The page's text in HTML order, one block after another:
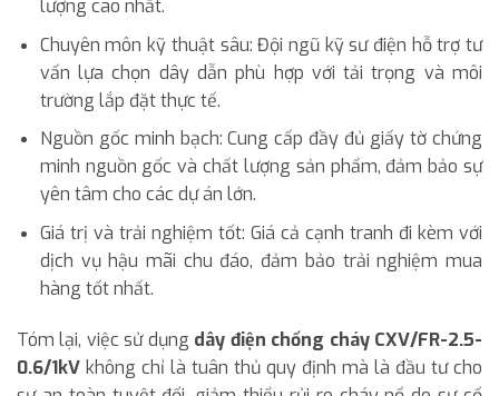
lượng cao nhất.
Chuyên môn kỹ thuật sâu: Đội ngũ kỹ sư điện hỗ trợ tư
vấn lựa chọn dây dẫn phù hợp với tải trọng và môi
trường lắp đặt thực tế.
Nguồn gốc minh bạch: Cung cấp đầy đủ giấy tờ chứng
minh nguồn gốc và chất lượng sản phẩm, đảm bảo sự
yên tâm cho các dự án lớn.
Giá trị và trải nghiệm tốt: Giá cả cạnh tranh đi kèm với
dịch vụ hậu mãi chu đáo, đảm bảo trải nghiệm mua
hàng tốt nhất.
Tóm lại, việc sử dụng dây điện chống cháy CXV/FR-2.5-
0.6/1kV không chỉ là tuân thủ quy định mà là đầu tư cho